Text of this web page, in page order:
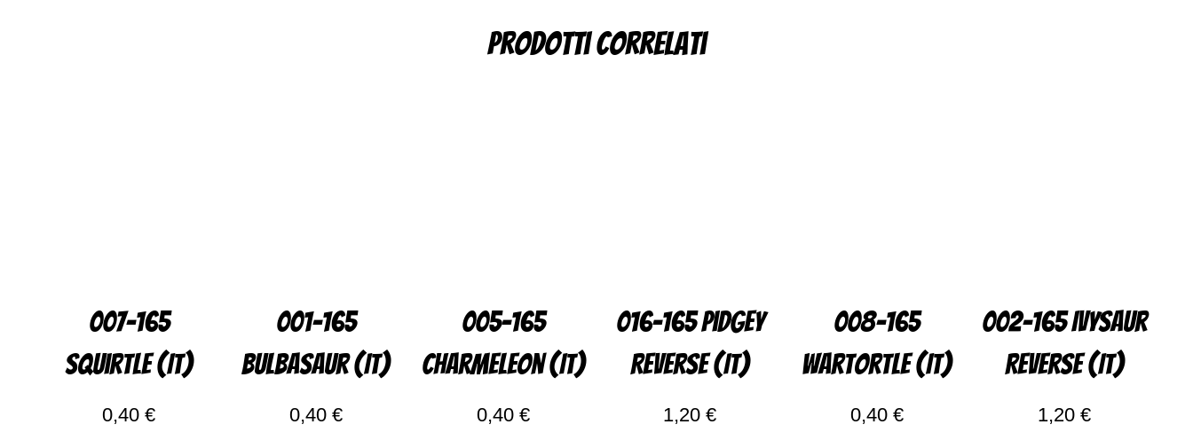
Prodotti correlati
007-165
Squirtle (IT)
0,40€
001-165
Bulbasaur (IT)
0,40 €
005-165
Charmeleon (IT)
0,40 €
016-165 Pidgey
Reverse (IT)
1,20€
008-165
Wartortle (IT)
0,40 €
002-165 Ivysaur
Reverse (IT)
1,20 €